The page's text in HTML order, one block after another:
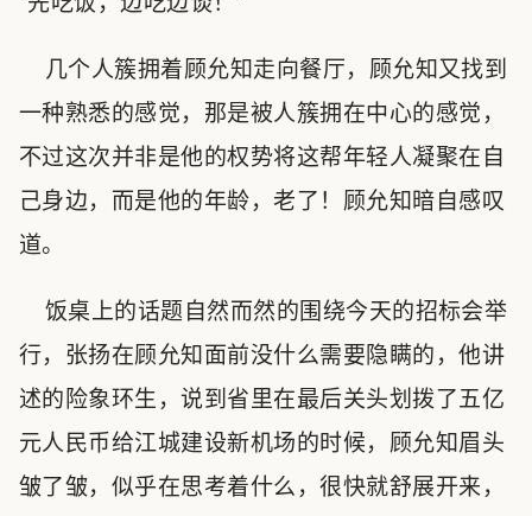
几个人簇拥着顾允知走向餐厅，顾允知又找到
一种熟悉的感觉，那是被人簇拥在中心的感觉，
不过这次并非是他的权势将这帮年轻人凝聚在自
己身边，而是他的年龄，老了！顾允知暗自感叹
道。
饭桌上的话题自然而然的围绕今天的招标会举
行，张扬在顾允知面前没什么需要隐瞒的，他讲
述的险象环生，说到省里在最后关头划拨了五亿
元人民币给江城建设新机场的时候，顾允知眉头
皱了皱，似乎在思考着什么，很快就舒展开来，